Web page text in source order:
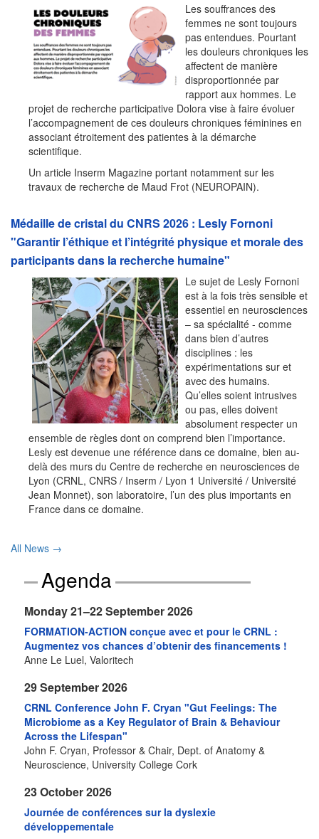
Les souffrances des
femmes ne sont toujours
pas entendues. Pourtant
les douleurs chroniques les
affectent de manière
disproportionnée par
rapport aux hommes. Le
projet de recherche participative Dolora vise à faire évoluer
l’accompagnement de ces douleurs chroniques féminines en
associant étroitement des patientes à la démarche
scientifique.
Un article Inserm Magazine portant notamment sur les
travaux de recherche de Maud Frot (NEUROPAIN).
Médaille de cristal du CNRS 2026 : Lesly Fornoni
"Garantir l’éthique et l’intégrité physique et morale des
participants dans la recherche humaine"
Le sujet de Lesly Fornoni
est à la fois très sensible et
essentiel en neurosciences
– sa spécialité - comme
dans bien d’autres
disciplines : les
expérimentations sur et
avec des humains.
Qu’elles soient intrusives
ou pas, elles doivent
absolument respecter un
ensemble de règles dont on comprend bien l’importance.
Lesly est devenue une référence dans ce domaine, bien au-
delà des murs du Centre de recherche en neurosciences de
Lyon (CRNL, CNRS / Inserm / Lyon 1 Université / Université
Jean Monnet), son laboratoire, l’un des plus importants en
France dans ce domaine.
All News →
Agenda
Monday 21–22 September 2026
FORMATION-ACTION conçue avec et pour le CRNL :
Augmentez vos chances d’obtenir des financements !
Anne Le Luel, Valoritech
29 September 2026
CRNL Conference John F. Cryan "Gut Feelings: The
Microbiome as a Key Regulator of Brain & Behaviour
Across the Lifespan"
John F. Cryan, Professor & Chair, Dept. of Anatomy &
Neuroscience, University College Cork
23 October 2026
Journée de conférences sur la dyslexie
développementale